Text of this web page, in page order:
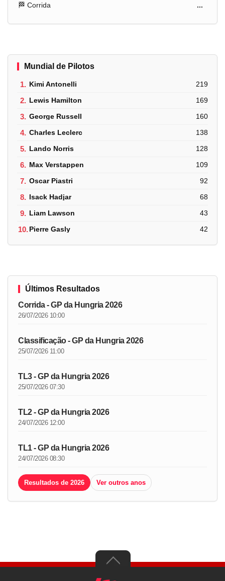
🏁 Corrida ...
Mundial de Pilotos
1. Kimi Antonelli 219
2. Lewis Hamilton 169
3. George Russell 160
4. Charles Leclerc 138
5. Lando Norris 128
6. Max Verstappen 109
7. Oscar Piastri 92
8. Isack Hadjar 68
9. Liam Lawson 43
10.Pierre Gasly 42
Últimos Resultados
Corrida - GP da Hungria 2026
26/07/2026 10:00
Classificação - GP da Hungria 2026
25/07/2026 11:00
TL3 - GP da Hungria 2026
25/07/2026 07:30
TL2 - GP da Hungria 2026
24/07/2026 12:00
TL1 - GP da Hungria 2026
24/07/2026 08:30
Resultados de 2026 Ver outros anos